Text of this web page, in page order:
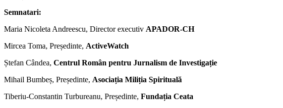
Semnatari:
Maria Nicoleta Andreescu, Director executiv APADOR-CH
Mircea Toma, Președinte, ActiveWatch
Ștefan Cândea, Centrul Român pentru Jurnalism de Investigație
Mihail Bumbeș, Președinte, Asociația Miliția Spirituală
Tiberiu-Constantin Turbureanu, Președinte, Fundația Ceata